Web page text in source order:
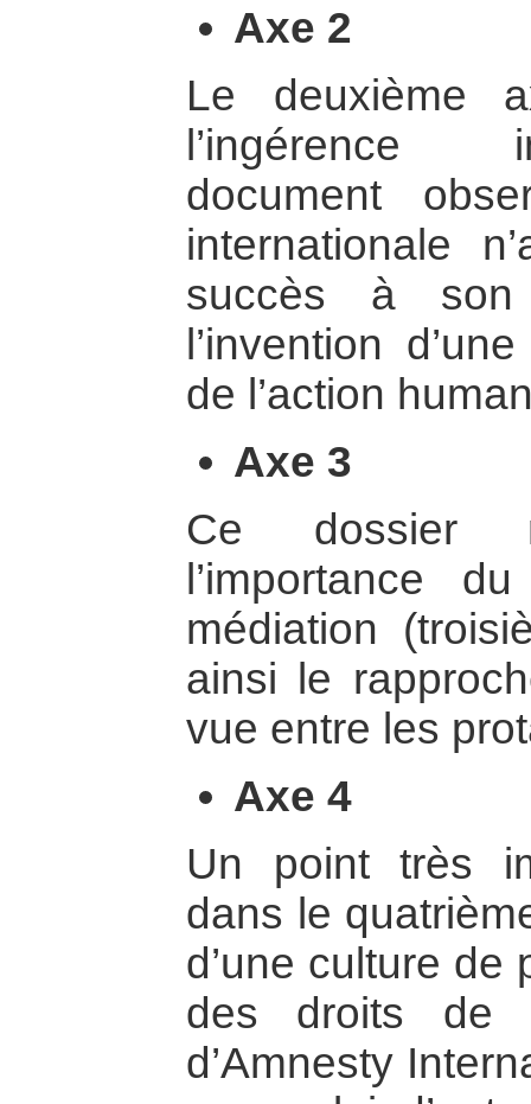
Axe 2
Le deuxième
l’ingérence
document
internationale
succès à
l’invention
de l’action
Axe 3
Ce dossier
l’importance
médiation
ainsi le
vue entre les
Axe 4
Un point très
dans le
d’une culture de
des droits de
d’Amnesty